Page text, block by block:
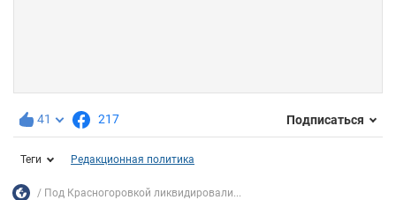
41 217 Подписаться
Теги Редакционная политика
Под Красногоровкой ликвидировали...